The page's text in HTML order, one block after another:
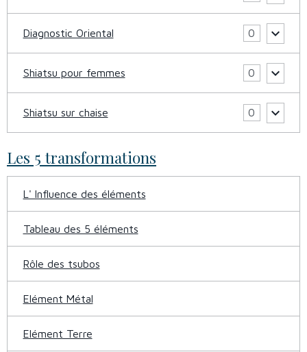
Diagnostic Oriental 0
Shiatsu pour femmes 0
Shiatsu sur chaise 0
Les 5 transformations
L' Influence des éléments
Tableau des 5 éléments
Rôle des tsubos
Elément Métal
Elément Terre